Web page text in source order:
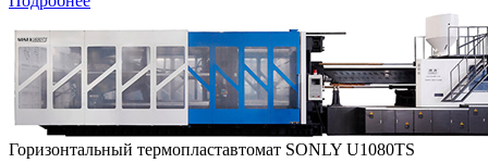
Горизонтальный термопластавтомат SONLY U1080TS